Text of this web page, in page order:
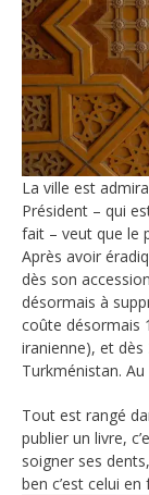
La ville est
Président – qui
fait – veut que le
Après avoir
dès son
désormais à
coûte désormais
iranienne), et
Turkménistan.
Tout est rangé
publier un livre,
soigner ses
ben c’est celui